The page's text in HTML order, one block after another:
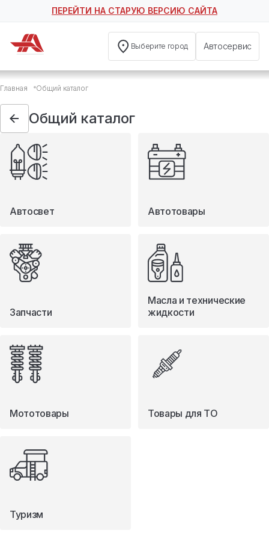
ПЕРЕЙТИ НА СТАРУЮ ВЕРСИЮ САЙТА
Выберите город Автосервис
Общий каталог
Автосвет
Автотовары
Запчасти
Масла и технические жидкости
Мототовары
Туризм
Главная Общий каталог
Общий каталог
Автосвет Автотовары
Запчасти
Масла и технические
жидкости
Мототовары Товары для ТО
Туризм